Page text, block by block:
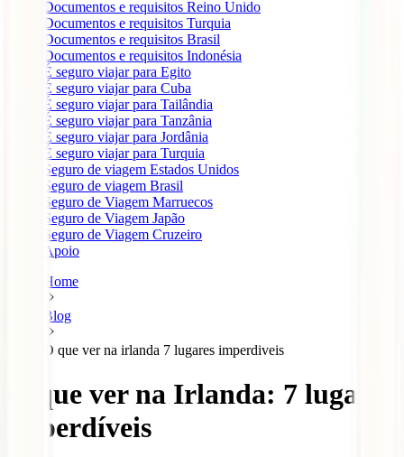
Documentos e requisitos Reino Unido
Documentos e requisitos Turquia
Documentos e requisitos Brasil
Documentos e requisitos Indonésia
É seguro viajar para Egito
É seguro viajar para Cuba
É seguro viajar para Tailândia
É seguro viajar para Tanzânia
É seguro viajar para Jordânia
É seguro viajar para Turquia
Seguro de viagem Estados Unidos
Seguro de viagem Brasil
Seguro de Viagem Marruecos
Seguro de Viagem Japão
Seguro de Viagem Cruzeiro
Apoio
Home
Blog
O que ver na irlanda 7 lugares imperdiveis
O que ver na Irlanda: 7 lugares
imperdíveis